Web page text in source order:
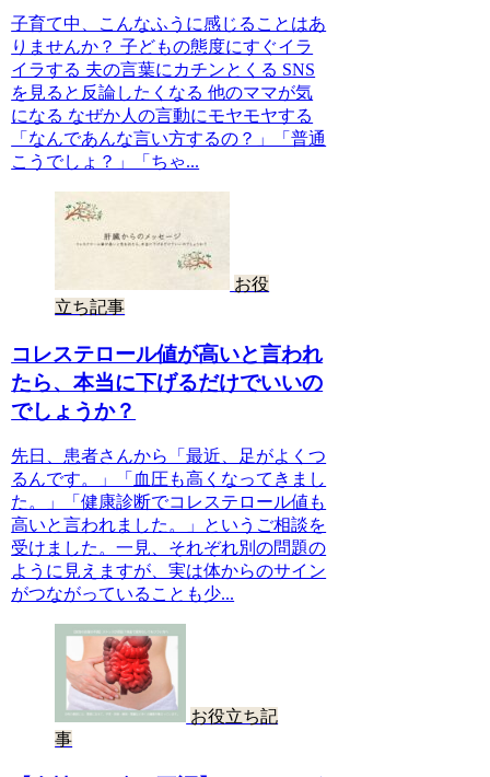
子育て中、こんなふうに感じることはあ
りませんか？ 子どもの態度にすぐイラ
イラする 夫の言葉にカチンとくる SNS
を見ると反論したくなる 他のママが気
になる なぜか人の言動にモヤモヤする
「なんであんな言い方するの？」「普通
こうでしょ？」「ちゃ...
お役
立ち記事
コレステロール値が高いと言われ
たら、本当に下げるだけでいいの
でしょうか？
先日、患者さんから「最近、足がよくつ
るんです。」「血圧も高くなってきまし
た。」「健康診断でコレステロール値も
高いと言われました。」というご相談を
受けました。一見、それぞれ別の問題の
ように見えますが、実は体からのサイン
がつながっていることも少...
お役立ち記
事